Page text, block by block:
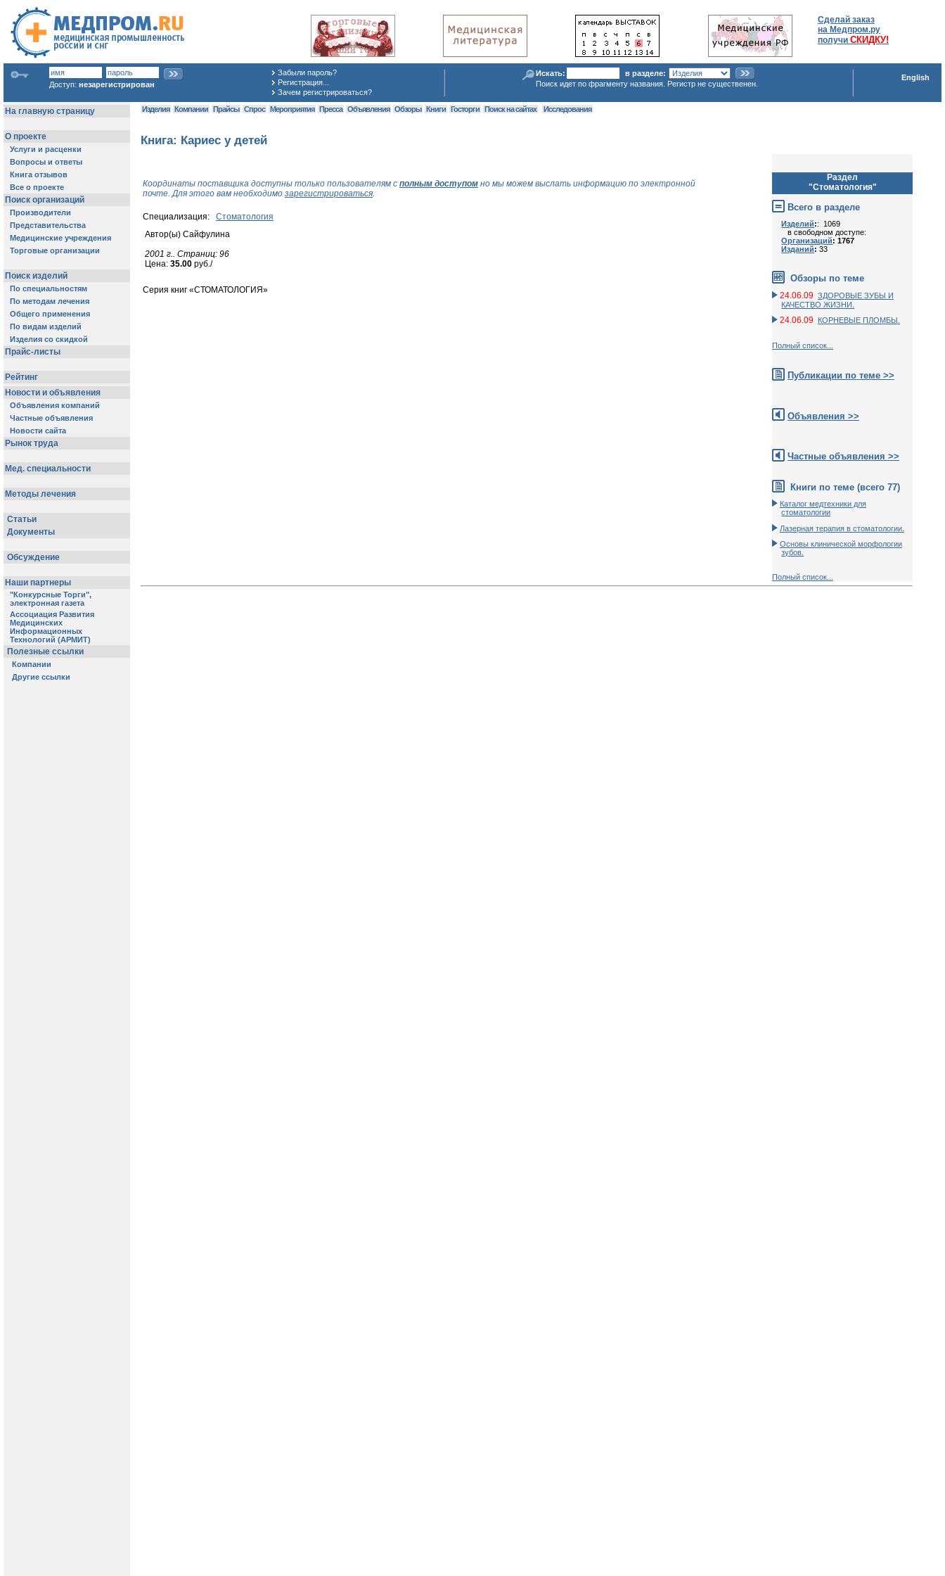
Сделай заказ
на Медпром.ру
получи СКИДКУ!
Доступ: незарегистрирован
Забыли пароль?
Регистрация...
Зачем регистрироваться?
Искать:
в разделе:
Поиск идет по фрагменту названия. Регистр не существенен.
English
Изделия Компании Прайсы Спрос Мероприятия Пресса Объявления Обзоры Книги Госторги Поиск на сайтах Исследования
Книга: Кариес у детей
Координаты поставщика доступны только пользователям с полным доступом но мы можем выслать информацию по электронной
почте. Для этого вам необходимо зарегистрироваться.
Специализация: Стоматология
Автор(ы) Сайфулина
2001 г.. Cтраниц: 96
Цена: 35.00 руб./
Cерия книг «СТОМАТОЛОГИЯ»
Раздел
"Стоматология"
Всего в разделе
Изделий:: 1069
в свободном доступе:
Организаций: 1767
Изданий: 33
Обзоры по теме
24.06.09 ЗДОРОВЫЕ ЗУБЫ И
КАЧЕСТВО ЖИЗНИ.
24.06.09 КОРНЕВЫЕ ПЛОМБЫ.
Полный список...
Публикации по теме >>
Объявления >>
Частные объявления >>
Книги по теме (всего 77)
Каталог медтехники для
стоматологии
Лазерная терапия в стоматологии.
Основы клинической морфологии
зубов.
Полный список...